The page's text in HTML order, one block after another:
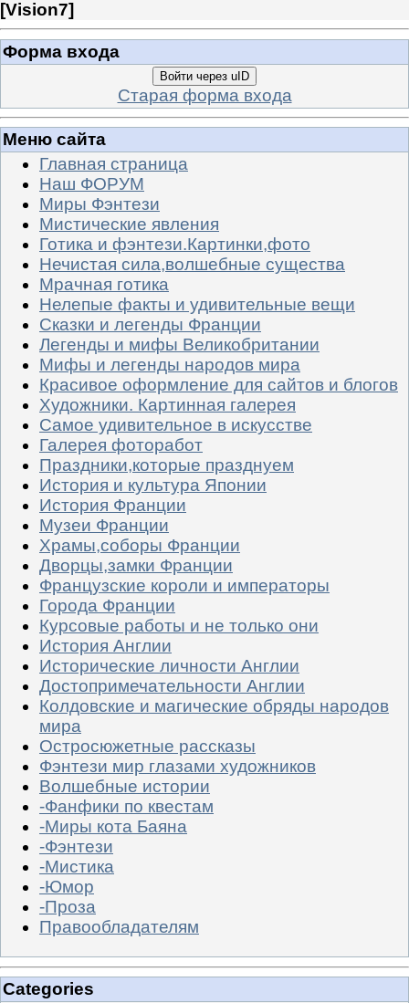
[Vision7]
Форма входа
Войти через uID
Старая форма входа
Меню сайта
Главная страница
Наш ФОРУМ
Миры Фэнтези
Мистические явления
Готика и фэнтези.Картинки,фото
Нечистая сила,волшебные существа
Мрачная готика
Нелепые факты и удивительные вещи
Сказки и легенды Франции
Легенды и мифы Великобритании
Мифы и легенды народов мира
Красивое оформление для сайтов и блогов
Художники. Картинная галерея
Самое удивительное в искусстве
Галерея фоторабот
Праздники,которые празднуем
История и культура Японии
История Франции
Музеи Франции
Храмы,соборы Франции
Дворцы,замки Франции
Французские короли и императоры
Города Франции
Курсовые работы и не только они
История Англии
Исторические личности Англии
Достопримечательности Англии
Колдовские и магические обряды народов
мира
Остросюжетные рассказы
Фэнтези мир глазами художников
Волшебные истории
-Фанфики по квестам
-Миры кота Баяна
-Фэнтези
-Мистика
-Юмор
-Проза
Правообладателям
Categories